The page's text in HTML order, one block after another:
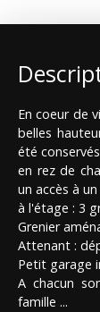
En coeur de
belles
été
en rez de
un accès à
à l'étage : 3
Grenier
Attenant :
Petit garage
A chacun
famille ...